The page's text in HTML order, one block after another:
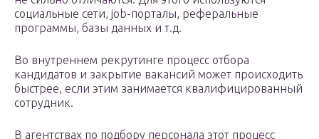
социальные сети, job-порталы, реферальные
программы, базы данных и т.д.
Во внутреннем рекрутинге процесс отбора
кандидатов и закрытие вакансий может происходить
быстрее, если этим занимается квалифицированный
сотрудник.
В агентствах по подбору персонала этот процесс